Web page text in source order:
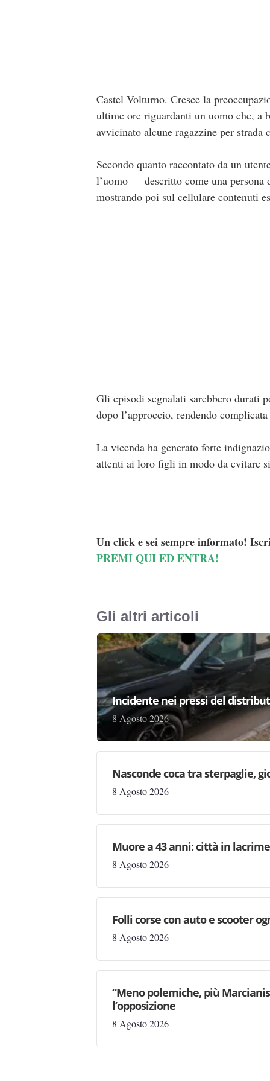
Castel Volturno. Cresce la
ultime ore riguardanti un uomo che, a
avvicinato alcune ragazzine per
Secondo quanto raccontato da un
l’uomo — descritto come una
mostrando poi sul cellulare contenuti
Gli episodi segnalati sarebbero durati
dopo l’approccio, rendendo
La vicenda ha generato forte
attenti ai loro figli in modo da evitare
Un click e sei sempre informato!
PREMI QUI ED ENTRA!
Gli altri articoli
Incidente nei pressi del
8 Agosto 2026
Nasconde coca tra sterpaglie,
8 Agosto 2026
Muore a 43 anni: città in
8 Agosto 2026
Folli corse con auto e scooter
8 Agosto 2026
“Meno polemiche, più
l’opposizione
8 Agosto 2026